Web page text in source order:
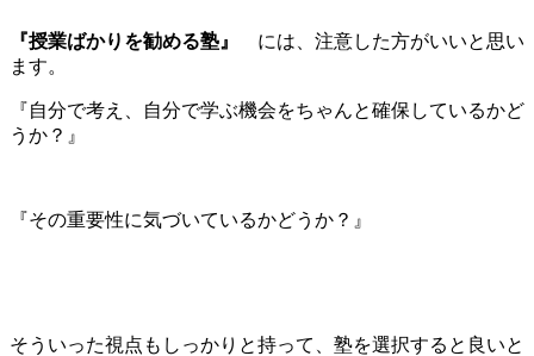
『授業ばかりを勧める塾』 には、注意した方がいいと思い
ます。
『自分で考え、自分で学ぶ機会をちゃんと確保しているかど
うか？』
『その重要性に気づいているかどうか？』
そういった視点もしっかりと持って、塾を選択すると良いと